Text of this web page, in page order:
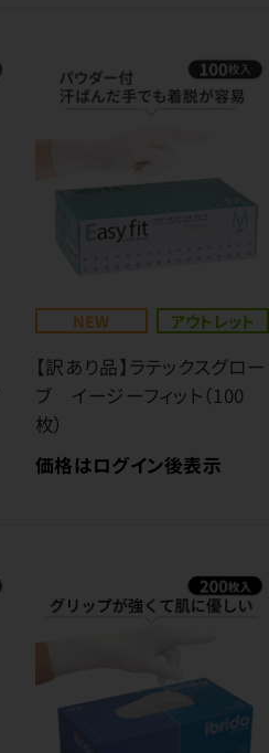
NEW アウトレット
【訳あり品】ラテックスグロー
ブ イージーフィット（100
枚）
価格はログイン後表示